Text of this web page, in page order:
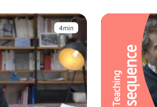
4min
Teachingsequence